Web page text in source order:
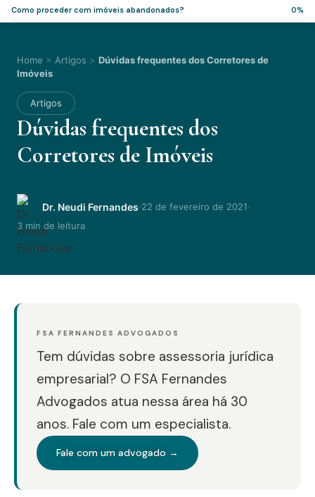
Home > Artigos > Dúvidas frequentes dos Corretores de
Imóveis
Artigos
Dúvidas frequentes dos
Corretores de Imóveis
Dr. Neudi Fernandes·22 de fevereiro de 2021·
3 min de leitura
Como proceder com imóveis abandonados? 0%
FSA FERNANDES ADVOGADOS
Tem dúvidas sobre assessoria jurídica
empresarial? O FSA Fernandes
Advogados atua nessa área há 30
anos. Fale com um especialista.
Fale com um advogado →